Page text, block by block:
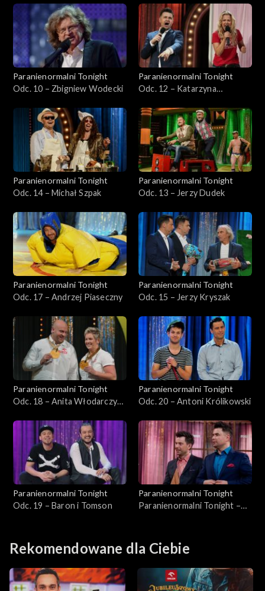
Paranienormalni Tonight
Odc. 10 – Zbigniew Wodecki
Paranienormalni Tonight
Odc. 12 – Katarzyna
Paranienormalni Tonight
Odc. 14 – Michał Szpak
Paranienormalni Tonight
Odc. 13 – Jerzy Dudek
Paranienormalni Tonight
Odc. 17 – Andrzej Piaseczny
Paranienormalni Tonight
Odc. 15 – Jerzy Kryszak
Paranienormalni Tonight
Odc. 18 – Anita Włodarczyk i
Paranienormalni Tonight
Odc. 20 – Antoni Królikowski
Paranienormalni Tonight
Odc. 19 – Baron i Tomson
Paranienormalni Tonight
Paranienormalni Tonight –
Rekomendowane dla Ciebie